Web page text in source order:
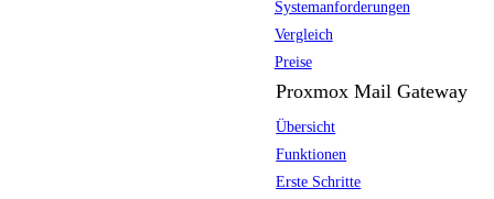
Systemanforderungen
Vergleich
Preise
Proxmox Mail Gateway
Übersicht
Funktionen
Erste Schritte